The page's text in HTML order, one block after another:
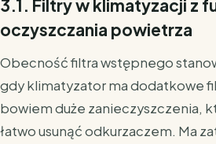
3.1. Filtry w klimatyzacji z
oczyszczania powietrza
Obecność filtra wstępnego
gdy klimatyzator ma dodatkowe
bowiem duże zanieczyszczenia, k
łatwo usunąć odkurzaczem. Ma